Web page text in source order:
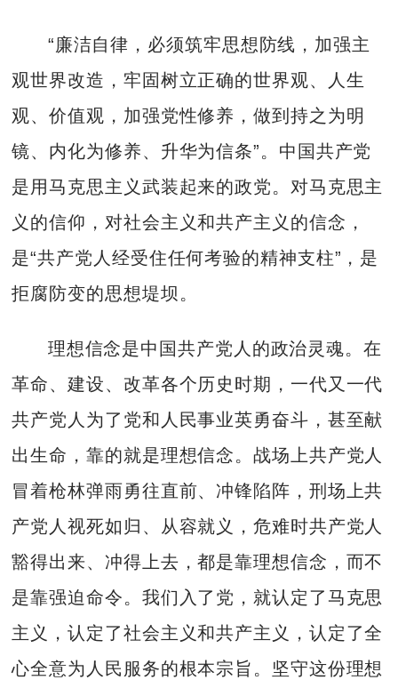
“廉洁自律，必须筑牢思想防线，加强主
观世界改造，牢固树立正确的世界观、人生
观、价值观，加强党性修养，做到持之为明
镜、内化为修养、升华为信条”。中国共产党
是用马克思主义武装起来的政党。对马克思主
义的信仰，对社会主义和共产主义的信念，
是“共产党人经受住任何考验的精神支柱”，是
拒腐防变的思想堤坝。
理想信念是中国共产党人的政治灵魂。在
革命、建设、改革各个历史时期，一代又一代
共产党人为了党和人民事业英勇奋斗，甚至献
出生命，靠的就是理想信念。战场上共产党人
冒着枪林弹雨勇往直前、冲锋陷阵，刑场上共
产党人视死如归、从容就义，危难时共产党人
豁得出来、冲得上去，都是靠理想信念，而不
是靠强迫命令。我们入了党，就认定了马克思
主义，认定了社会主义和共产主义，认定了全
心全意为人民服务的根本宗旨。坚守这份理想